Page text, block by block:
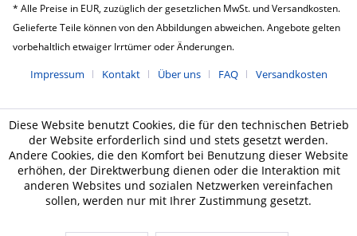
* Alle Preise in EUR, zuzüglich der gesetzlichen MwSt. und Versandkosten.
Gelieferte Teile können von den Abbildungen abweichen. Angebote gelten
vorbehaltlich etwaiger Irrtümer oder Änderungen.
Impressum Kontakt Über uns FAQ Versandkosten
Diese Website benutzt Cookies, die für den technischen Betrieb
der Website erforderlich sind und stets gesetzt werden.
Andere Cookies, die den Komfort bei Benutzung dieser Website
erhöhen, der Direktwerbung dienen oder die Interaktion mit
anderen Websites und sozialen Netzwerken vereinfachen
sollen, werden nur mit Ihrer Zustimmung gesetzt.